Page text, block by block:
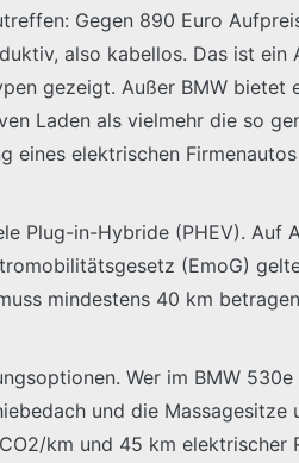
Gegen 890 Euro
also kabellos. Das ist
gezeigt. Außer BMW bietet
Laden als vielmehr die so
elektrischen
Plug-in-Hybride (PHEV). Auf
(EmoG)
mindestens 40 km
Wer im BMW
und die
km und 45 km elektrischer